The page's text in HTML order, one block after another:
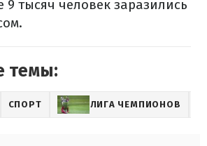
9 тысяч человек заразились
темы:
СПОРТ ЛИГА ЧЕМПИОНОВ